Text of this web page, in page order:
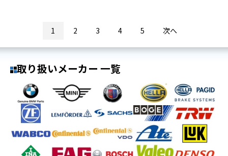
1 2 3 4 5 次へ
取り扱いメーカー 一覧